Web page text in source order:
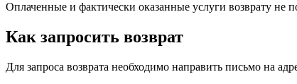
Оплаченные и фактически оказанные услуги возврату не
Как запросить возврат
Для запроса возврата необходимо направить письмо на